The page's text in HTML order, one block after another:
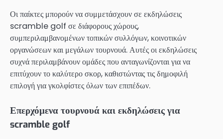
Οι παίκτες μπορούν να συμμετάσχουν σε εκδηλώσεις
scramble golf σε διάφορους χώρους,
συμπεριλαμβανομένων τοπικών συλλόγων, κοινοτικών
οργανώσεων και μεγάλων τουρνουά. Αυτές οι εκδηλώσεις
συχνά περιλαμβάνουν ομάδες που ανταγωνίζονται για να
επιτύχουν το καλύτερο σκορ, καθιστώντας τις δημοφιλή
επιλογή για γκολφίστες όλων των επιπέδων.
Επερχόμενα τουρνουά και εκδηλώσεις για
scramble golf